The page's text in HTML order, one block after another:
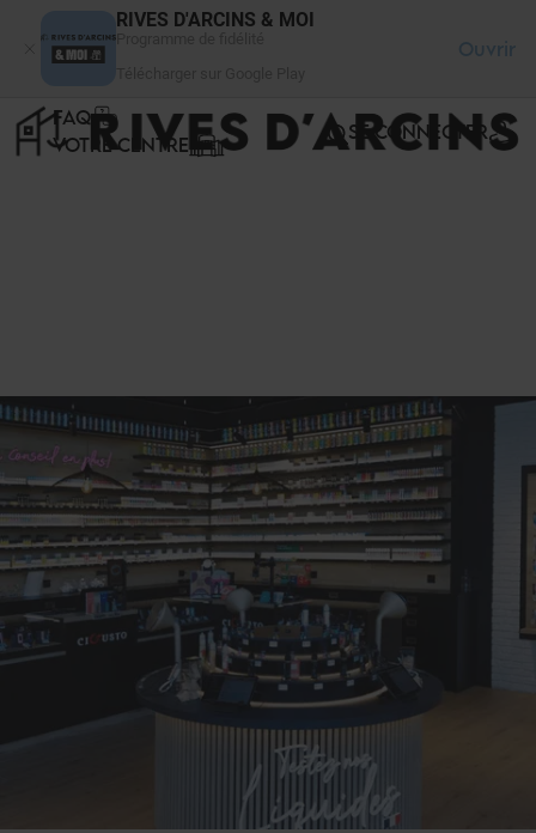
RIVES D'ARCINS & MOI
Ouvrir
FAQ
VOTRE CENTRE
SE CONNECTER
Panneau de gestion des cookies